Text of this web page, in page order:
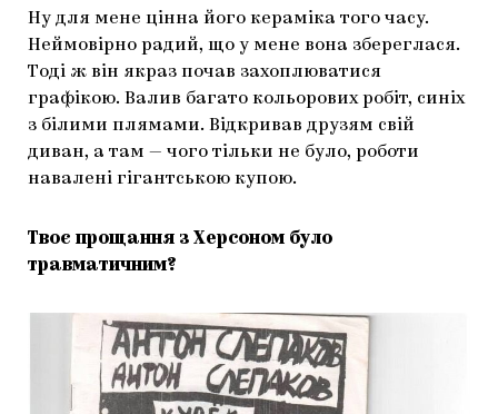
Ну для мене цінна його кераміка того часу.
Неймовірно радий, що у мене вона збереглася.
Тоді ж він якраз почав захоплюватися
графікою. Валив багато кольорових робіт, синіх
з білими плямами. Відкривав друзям свій
диван, а там — чого тільки не було, роботи
навалені гігантською купою.
Твоє прощання з Херсоном було
травматичним?